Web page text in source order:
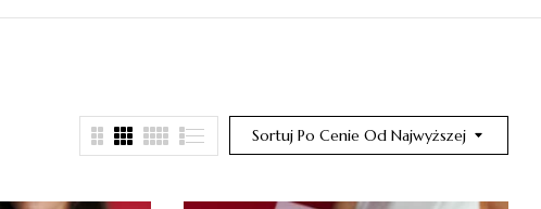
Sortuj Po Cenie Od Najwyższej